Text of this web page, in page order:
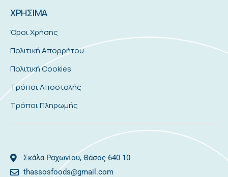
ΧΡΗΣΙΜΑ
Όροι Χρήσης
Πολιτική Απορρήτου
Πολιτική Cookies
Τρόποι Αποστολής
Τρόποι Πληρωμής
Σκάλα Ραχωνίου, Θάσος 640 10
thassosfoods@gmail.com